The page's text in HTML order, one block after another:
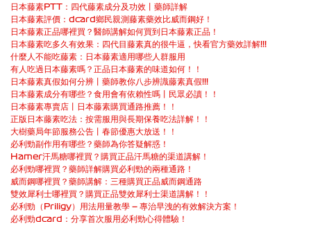
日本藤素PTT：四代藤素成分及功效丨藥師詳解
日本藤素評價：dcard鄉民親測藤素藥效比威而鋼好！
日本藤素正品哪裡買？醫師講解如何買到日本藤素正品！
日本藤素吃多久有效果：四代目藤素真的很牛逼，快看官方藥效詳解!!!
什麼人不能吃藤素：日本藤素適用哪些人群服用
有人吃過日本藤素嗎？正品日本藤素的味道如何！！
日本藤素真假如何分辨丨藥師教你八步辨識藤素真假!!!
日本藤素成分有哪些？食用會有依賴性嗎丨民眾必讀！！
日本藤素專賣店丨日本藤素購買通路推薦！！
正版日本藤素吃法：按需服用與長期保養吃法詳解！！
大樹藥局年節服務公告丨春節優惠大放送！！
必利勁副作用有哪些？藥師為你答疑解惑！
Hamer汗馬糖哪裡買？購買正品汗馬糖的渠道講解！
必利勁哪裡買？藥師詳解購買必利勁的兩種通路！
威而鋼哪裡買？藥師講解：三種購買正品威而鋼通路
雙效犀利士哪裡買？購買正品雙效犀利士渠道講解！！
必利勁（Priligy）用法用量教學 — 專治早洩的有效解決方案！
必利勁dcard：分享首次服用必利勁心得體驗！